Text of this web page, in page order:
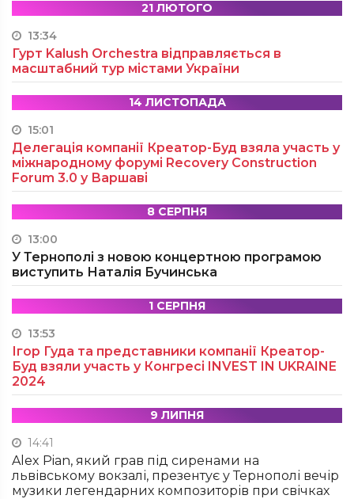
21 ЛЮТОГО
13:34
Гурт Kalush Orchestra відправляється в
масштабний тур містами України
14 ЛИСТОПАДА
15:01
Делегація компанії Креатор-Буд взяла участь у
міжнародному форумі Recovery Construction
Forum 3.0 у Варшаві
8 СЕРПНЯ
13:00
У Тернополі з новою концертною програмою
виступить Наталія Бучинська
1 СЕРПНЯ
13:53
Ігор Гуда та представники компанії Креатор-
Буд взяли участь у Конгресі INVEST IN UKRAINE
2024
9 ЛИПНЯ
14:41
Alex Pian, який грав під сиренами на
львівському вокзалі, презентує у Тернополі вечір
музики легендарних композиторів при свічках